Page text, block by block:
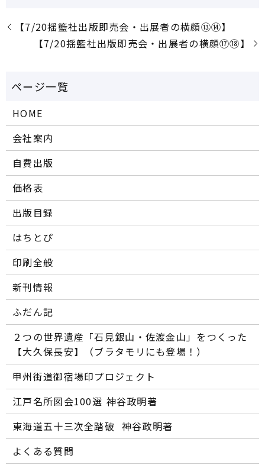
【7/20揺籃社出版即売会・出展者の横顔⑬⑭】
【7/20揺籃社出版即売会・出展者の横顔⑰⑱】
HOME
会社案内
自費出版
価格表
出版目録
はちとぴ
印刷全般
新刊情報
ふだん記
２つの世界遺産「石見銀山・佐渡金山」をつくった
【大久保長安】（ブラタモリにも登場！）
甲州街道御宿場印プロジェクト
江戸名所図会100選―― 神谷政明著
東海道五十三次全踏破 ―― 神谷政明著
よくある質問